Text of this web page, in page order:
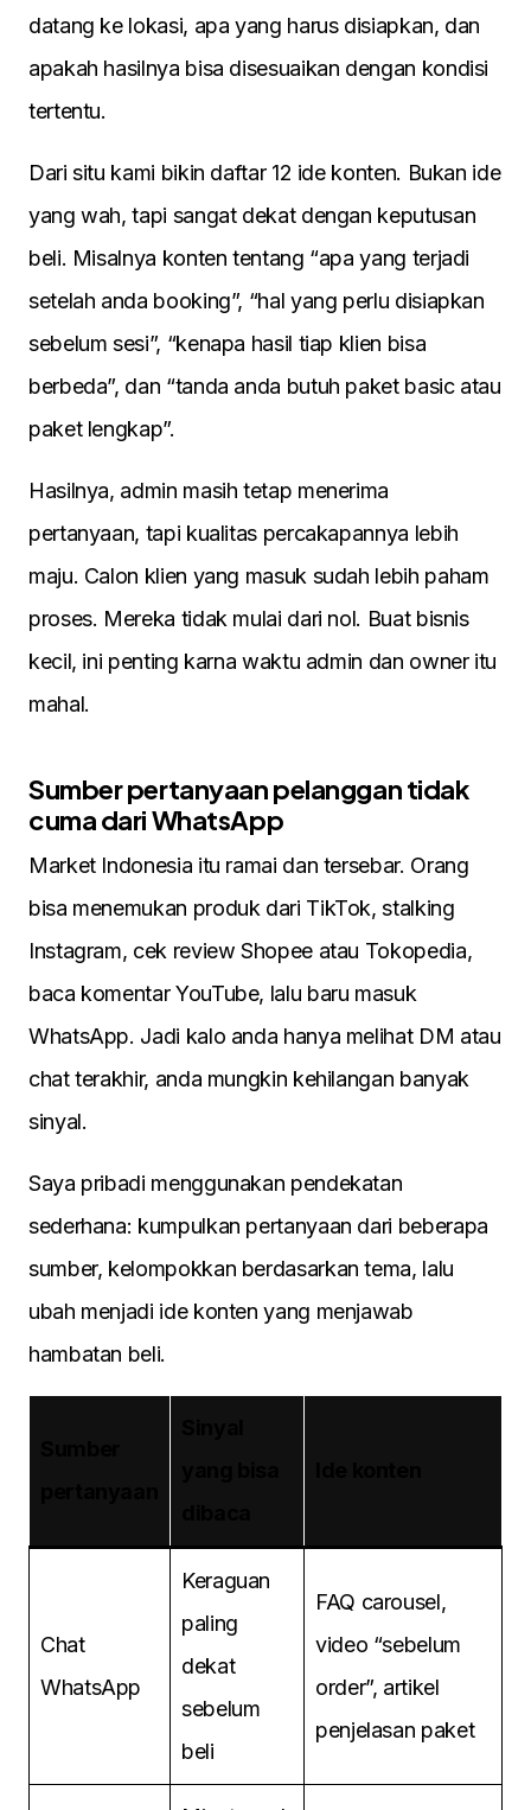
datang ke lokasi, apa yang harus disiapkan, dan
apakah hasilnya bisa disesuaikan dengan kondisi
tertentu.
Dari situ kami bikin daftar 12 ide konten. Bukan ide
yang wah, tapi sangat dekat dengan keputusan
beli. Misalnya konten tentang “apa yang terjadi
setelah anda booking”, “hal yang perlu disiapkan
sebelum sesi”, “kenapa hasil tiap klien bisa
berbeda”, dan “tanda anda butuh paket basic atau
paket lengkap”.
Hasilnya, admin masih tetap menerima
pertanyaan, tapi kualitas percakapannya lebih
maju. Calon klien yang masuk sudah lebih paham
proses. Mereka tidak mulai dari nol. Buat bisnis
kecil, ini penting karna waktu admin dan owner itu
mahal.
Sumber pertanyaan pelanggan tidak
cuma dari WhatsApp
Market Indonesia itu ramai dan tersebar. Orang
bisa menemukan produk dari TikTok, stalking
Instagram, cek review Shopee atau Tokopedia,
baca komentar YouTube, lalu baru masuk
WhatsApp. Jadi kalo anda hanya melihat DM atau
chat terakhir, anda mungkin kehilangan banyak
sinyal.
Saya pribadi menggunakan pendekatan
sederhana: kumpulkan pertanyaan dari beberapa
sumber, kelompokkan berdasarkan tema, lalu
ubah menjadi ide konten yang menjawab
hambatan beli.
Chat
WhatsApp
Keraguan
paling
dekat
sebelum
beli
FAQ carousel,
video “sebelum
order”, artikel
penjelasan paket